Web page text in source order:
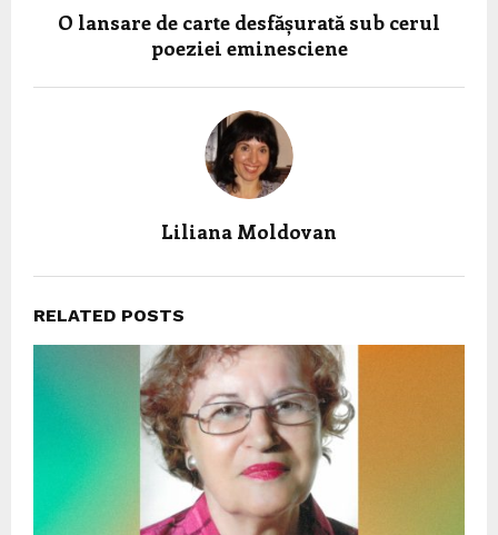
O lansare de carte desfășurată sub cerul
poeziei eminesciene
Liliana Moldovan
RELATED POSTS